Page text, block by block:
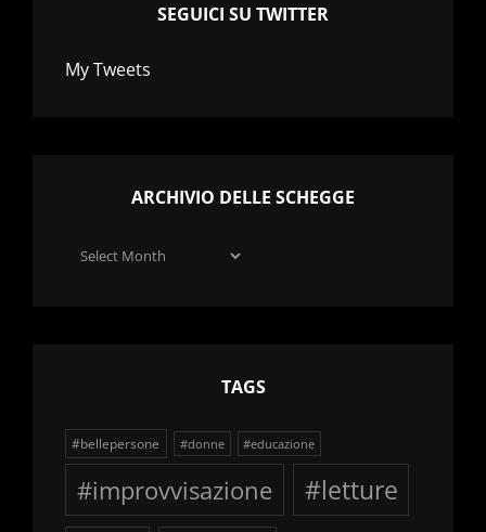
SEGUICI SU TWITTER
My Tweets
ARCHIVIO DELLE SCHEGGE
Archivio
TAGS
#bellepersone #donne #educazione
#improvvisazione #letture